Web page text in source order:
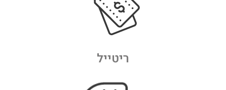
ריטייל